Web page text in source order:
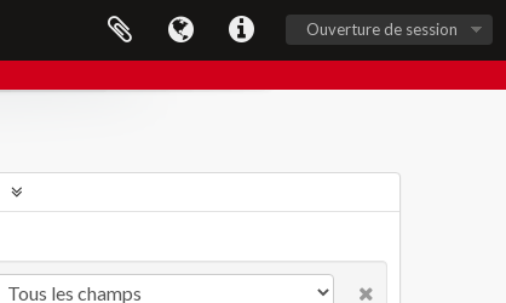
Ouverture de session